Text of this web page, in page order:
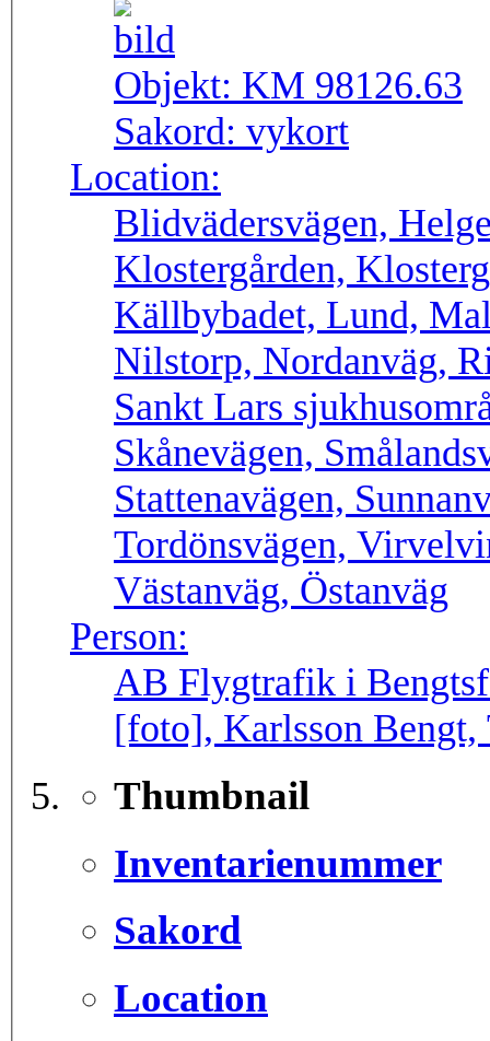
Objekt: KM 98126.63
Sakord: vykort
Location:
Blidvädersvägen,
Klostergården,
Källbybadet, Lund,
Nilstorp, Nordanväg,
Sankt Lars
Skånevägen,
Stattenavägen,
Tordönsvägen,
Västanväg, Östanväg
Person:
AB Flygtrafik i
[foto], Karlsson Bengt,
Thumbnail
Inventarienummer
Sakord
Location